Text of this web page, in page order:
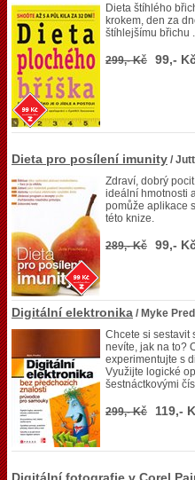
Dieta štíhlého
krokem, den za
štíhlejšímu břichu
299,- Kč 99,-
Dieta pro posílení imunity /
Zdraví, dobrý
ideální hmotnosti
pomůže aplikace
této knize.
289,- Kč 99,-
Digitální elektronika / Myke
Chcete si sestavit
nevíte, jak na to?
experimentujte s
Využijte logické
šestnáctkovými
299,- Kč 119,-